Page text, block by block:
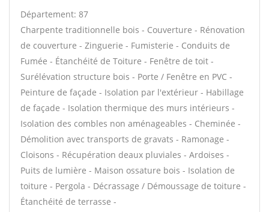
Département: 87
Charpente traditionnelle bois - Couverture - Rénovation
de couverture - Zinguerie - Fumisterie - Conduits de
Fumée - Étanchéité de Toiture - Fenêtre de toit -
Surélévation structure bois - Porte / Fenêtre en PVC -
Peinture de façade - Isolation par l'extérieur - Habillage
de façade - Isolation thermique des murs intérieurs -
Isolation des combles non aménageables - Cheminée -
Démolition avec transports de gravats - Ramonage -
Cloisons - Récupération deaux pluviales - Ardoises -
Puits de lumière - Maison ossature bois - Isolation de
toiture - Pergola - Décrassage / Démoussage de toiture -
Étanchéité de terrasse -